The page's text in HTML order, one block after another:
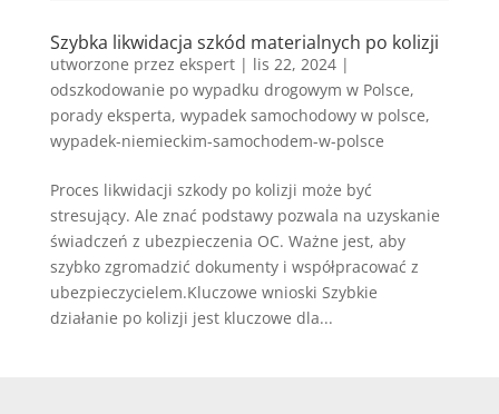
Szybka likwidacja szkód materialnych po kolizji
utworzone przez ekspert| lis 22, 2024|
odszkodowanie po wypadku drogowym w Polsce,
porady eksperta, wypadek samochodowy w polsce,
wypadek-niemieckim-samochodem-w-polsce
Proces likwidacji szkody po kolizji może być
stresujący. Ale znać podstawy pozwala na uzyskanie
świadczeń z ubezpieczenia OC. Ważne jest, aby
szybko zgromadzić dokumenty i współpracować z
ubezpieczycielem.Kluczowe wnioski Szybkie
działanie po kolizji jest kluczowe dla...